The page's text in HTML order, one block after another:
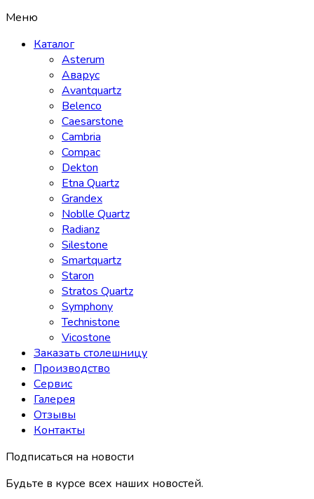
Меню
Каталог
Asterum
Аварус
Avantquartz
Belenco
Caesarstone
Cambria
Compac
Dekton
Etna Quartz
Grandex
Noblle Quartz
Radianz
Silestone
Smartquartz
Staron
Stratos Quartz
Symphony
Technistone
Vicostone
Заказать столешницу
Производство
Сервис
Галерея
Отзывы
Контакты
Подписаться на новости
Будьте в курсе всех наших новостей.